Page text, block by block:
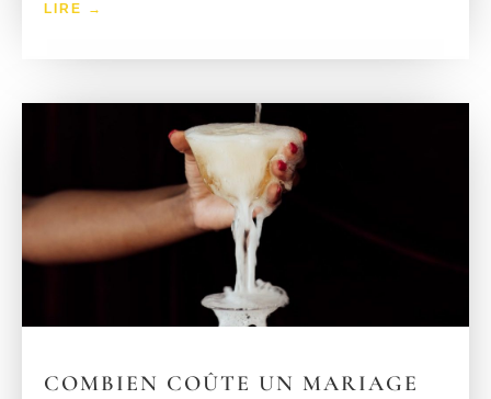
LIRE →
COMBIEN COÛTE UN MARIAGE